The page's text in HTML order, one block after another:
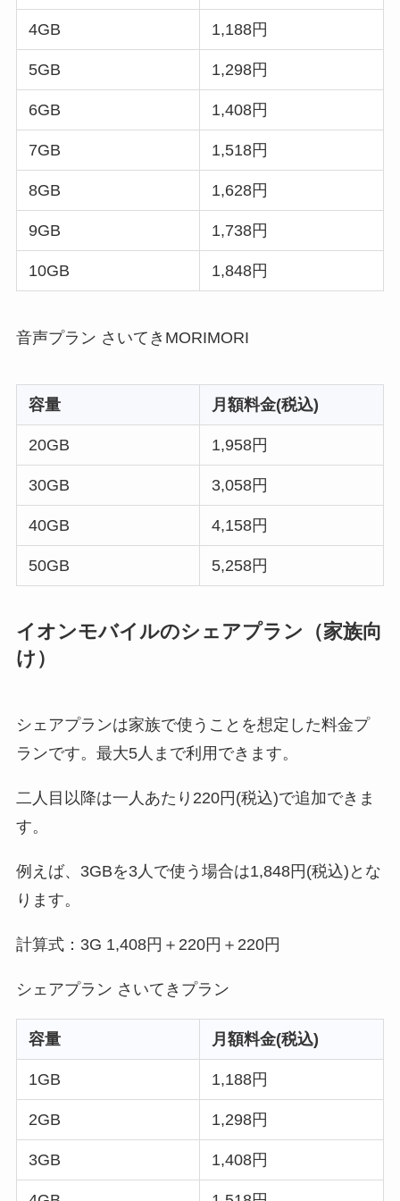
4GB 1,188円
5GB 1,298円
6GB 1,408円
7GB 1,518円
8GB 1,628円
9GB 1,738円
10GB 1,848円
音声プラン さいてきMORIMORI
容量 月額料金(税込)
20GB 1,958円
30GB 3,058円
40GB 4,158円
50GB 5,258円
イオンモバイルのシェアプラン（家族向
け）
シェアプランは家族で使うことを想定した料金プ
ランです。最大5人まで利用できます。
二人目以降は一人あたり220円(税込)で追加できま
す。
例えば、3GBを3人で使う場合は1,848円(税込)とな
ります。
計算式：3G 1,408円＋220円＋220円
シェアプラン さいてきプラン
容量 月額料金(税込)
1GB 1,188円
2GB 1,298円
3GB 1,408円